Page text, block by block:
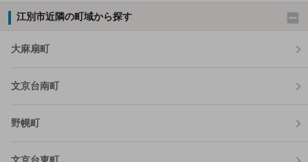
江別市近隣の町域から探す
大麻扇町
文京台南町
野幌町